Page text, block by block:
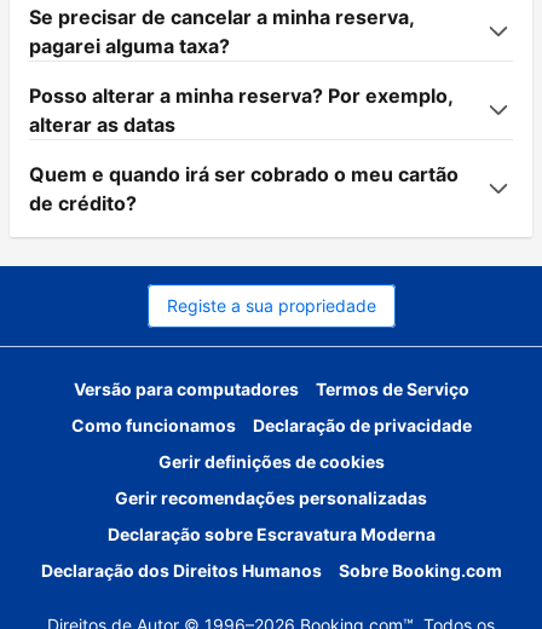
Se precisar de cancelar a minha reserva,
pagarei alguma taxa?
Posso alterar a minha reserva? Por exemplo,
alterar as datas
Quem e quando irá ser cobrado o meu cartão
de crédito?
Registe a sua propriedade
Versão para computadores
Termos de Serviço
Como funcionamos
Declaração de privacidade
Gerir definições de cookies
Gerir recomendações personalizadas
Declaração sobre Escravatura Moderna
Declaração dos Direitos Humanos
Sobre Booking.com
Direitos de Autor © 1996–2026 Booking.com™. Todos os